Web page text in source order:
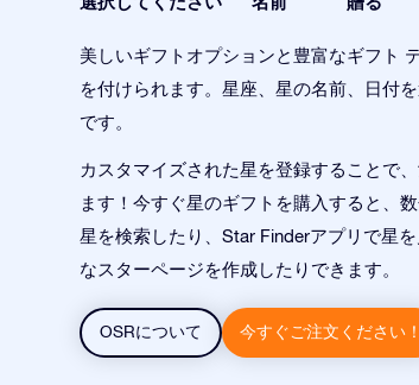
美しいギフトオプションと豊富なギフト
を付けられます。星座、星の名前、日付
です。
カスタマイズされた星を登録することで
ます！今すぐ星のギフトを購入すると、
星を検索したり、Star Finderアプリで星
なスターページを作成したりできます。
OSRについて 今すぐご注文ください！